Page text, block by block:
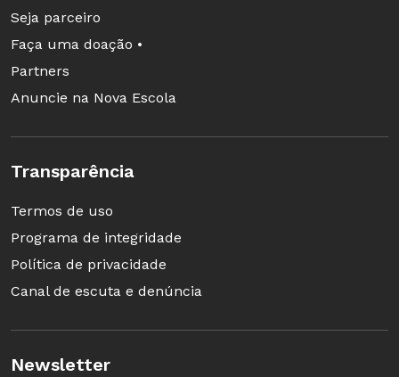
Seja parceiro
Faça uma doação •
Partners
Anuncie na Nova Escola
Transparência
Termos de uso
Programa de integridade
Política de privacidade
Canal de escuta e denúncia
Newsletter